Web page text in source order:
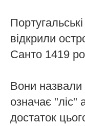
відкрили
Санто 1419
Вони
означає "ліс"
достаток